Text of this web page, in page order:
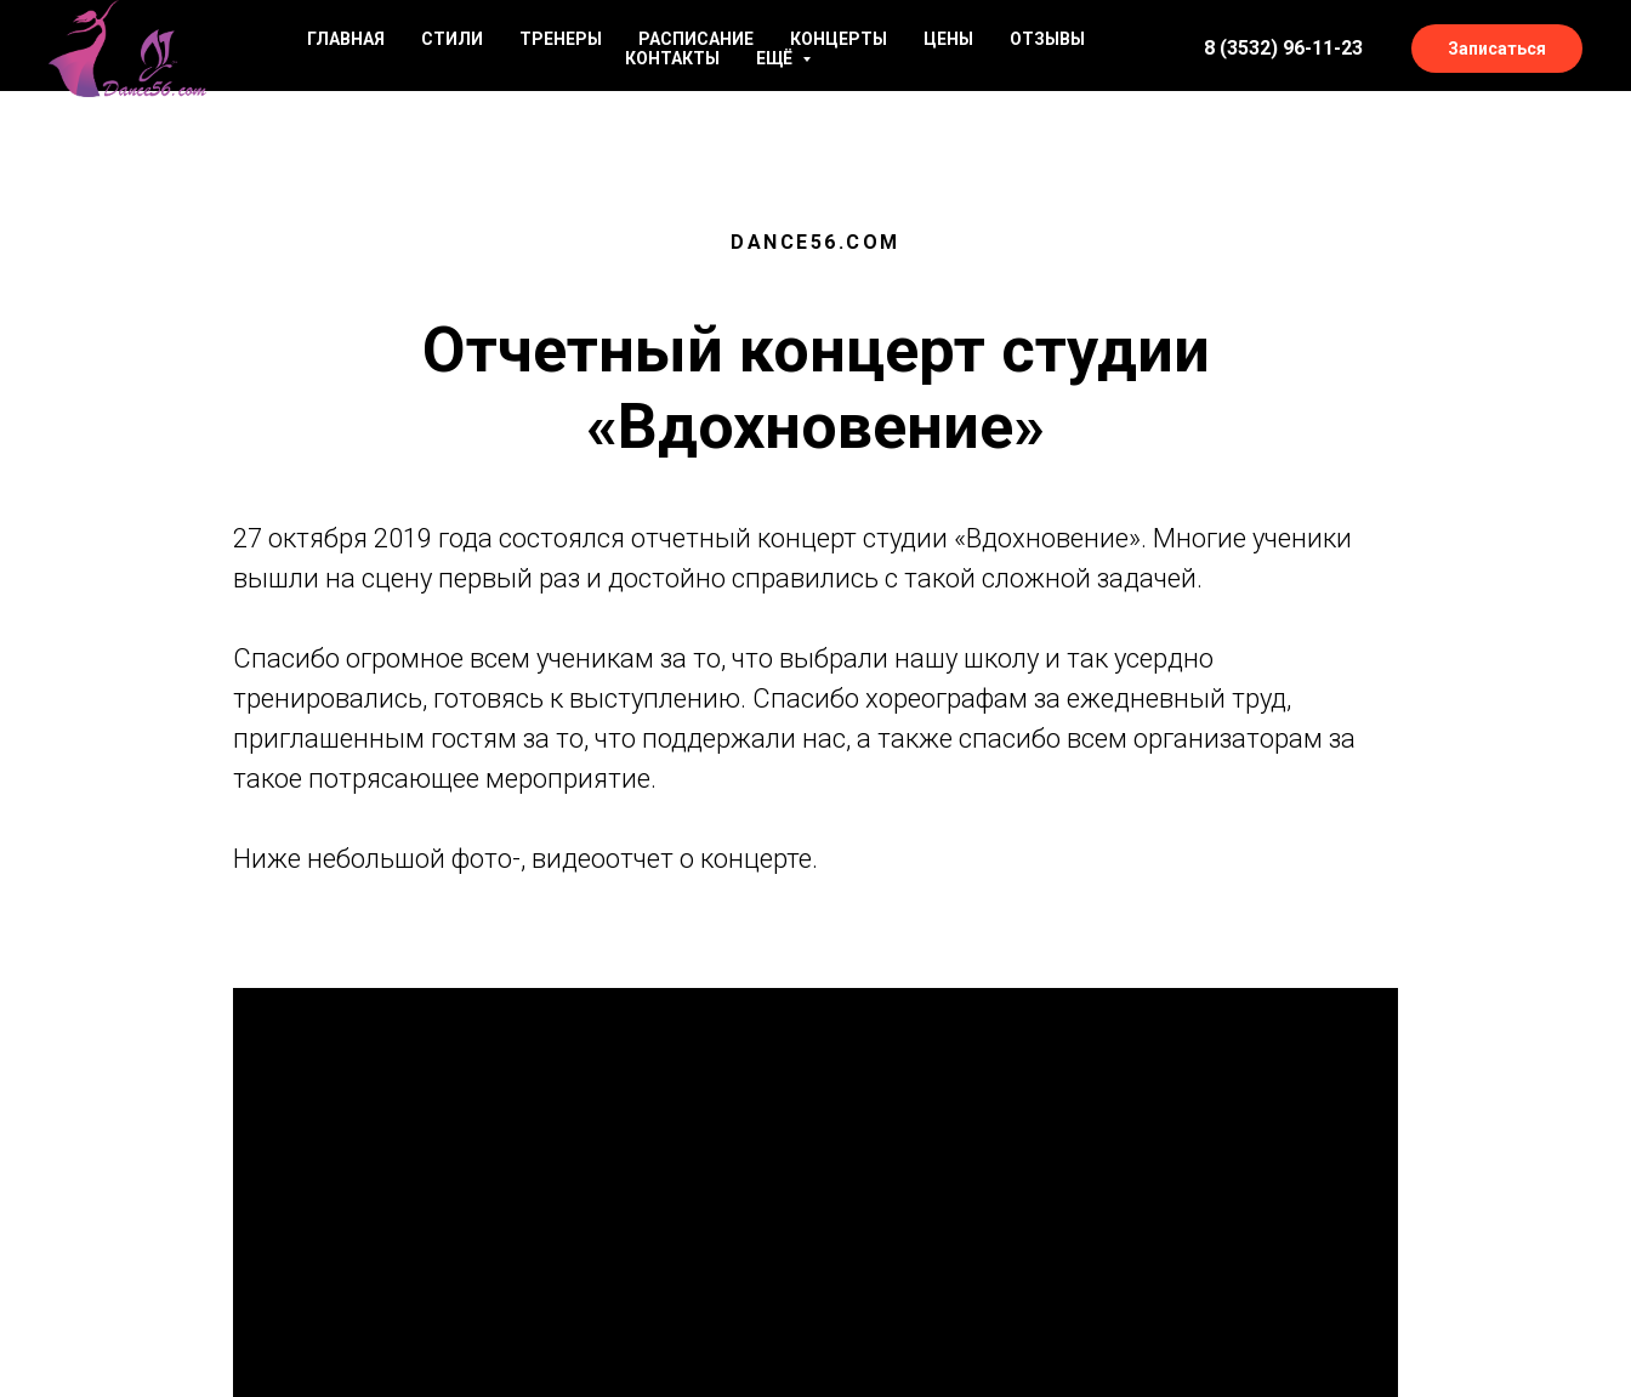
ГЛАВНАЯ СТИЛИ ТРЕНЕРЫ РАСПИСАНИЕ КОНЦЕРТЫ ЦЕНЫ
ОТЗЫВЫ
КОНТАКТЫ
ЕЩЁ 8 (3532) 96-11-23 Записаться
DANCE56.COM
Отчетный концерт студии
«Вдохновение»
27 октября 2019 года состоялся отчетный концерт студии «Вдохновение». Многие ученики
вышли на сцену первый раз и достойно справились с такой сложной задачей.
Спасибо огромное всем ученикам за то, что выбрали нашу школу и так усердно
тренировались, готовясь к выступлению. Спасибо хореографам за ежедневный труд,
приглашенным гостям за то, что поддержали нас, а также спасибо всем организаторам за
такое потрясающее мероприятие.
Ниже небольшой фото-, видеоотчет о концерте.